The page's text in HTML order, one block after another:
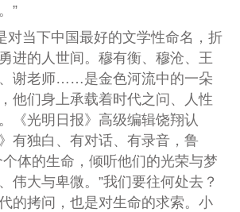
”
当下中国最好的文学性命名，折
进的人世间。穆有衡、穆沧、王
谢老师……是金色河流中的一朵
他们身上承载着时代之问、人性
《光明日报》高级编辑饶翔认
有独白、有对话、有录音，鲁
体的生命，倾听他们的光荣与梦
伟大与卑微。”我们要往何处去？
拷问，也是对生命的求索。小